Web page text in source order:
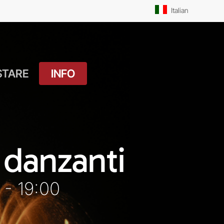
Italian
Drink
OUTDOOR
Il Molo
Pista Ciclabile
INFO
Orari Messe: Festivo
19:00